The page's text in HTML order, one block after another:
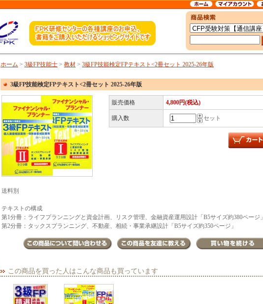
ホーム > 3級FP技能士 > 教材 > 3級FP技能検定FPテキスト<2冊セット 2025-26年版
3級FP技能検定FPテキスト<2冊セット 2025-26年版
販売価格 4,800円(税込)
購入数 セット
送料別
テキストの構成
第1分冊：ライフプランニングと資金計画、リスク管理、金融資産運用設計「B5サイズ約380ページ」
第2分冊：タックスプランニング、不動産、相続・事業承継設計「B5サイズ約350ページ」
この商品を買った人はこんな商品も買っています